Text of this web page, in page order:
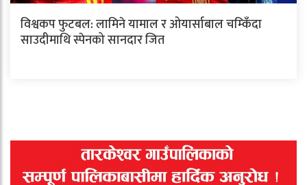
विश्वकप फुटबल: लामिने यामाल र ओयार्साबाल चम्किँदा
साउदीमाथि स्पेनको सानदार जित